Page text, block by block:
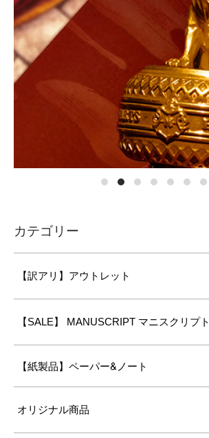
カテゴリー
【訳アリ】アウトレット
【SALE】 MANUSCRIPT マニスクリプト
【紙製品】ペーパー&ノート
オリジナル商品